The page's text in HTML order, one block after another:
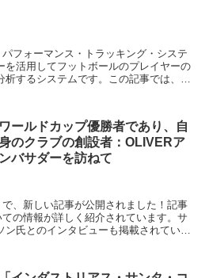
フォーマンス・トラッキング・システ
を活用してフットボールのプレイヤーの
析するシステムです。この記事では、な
ワールドカップ優勝者であり、自
のクラブの創設者：OLIVERア
ンバサダーを訪ねて
、新しい記事が公開されました！記事
の情報が詳しく紹介されています。サ
氏とのインタビューも掲載されていま